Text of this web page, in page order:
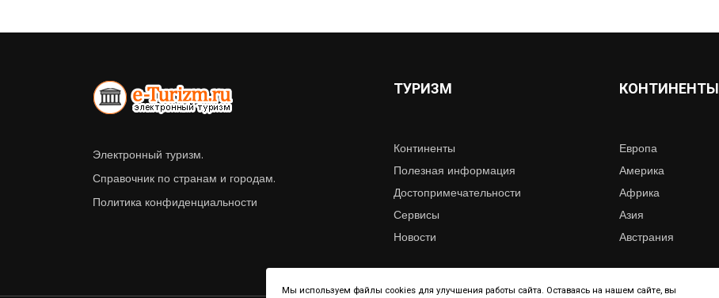
Электронный туризм.
Справочник по странам и городам.
Политика конфиденциальности
ТУРИЗМ
Континенты
Полезная информация
Достопримечательности
Сервисы
Новости
КОНТИНЕНТЫ
Европа
Америка
Африка
Азия
Австрания
Мы используем файлы cookies для улучшения работы сайта. Оставаясь на нашем сайте, вы